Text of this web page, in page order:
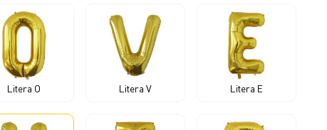
Litera O Litera V Litera E